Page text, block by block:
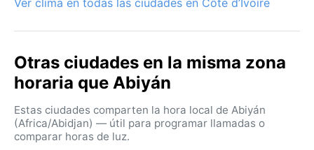
el Sahara, apenas se siente aquí, pues la costa lo
detiene. Así, Abidján ofrece un clima intenso y
lo tropical.
Otras ciudades en la misma zona
horaria que Abiyán
Estas ciudades comparten la hora local de Abiyán
(Africa/Abidjan) — útil para programar llamadas o
comparar horas de luz.